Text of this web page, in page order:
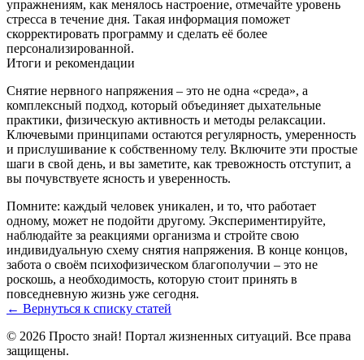
упражнениям, как менялось настроение, отмечайте уровень
стресса в течение дня. Такая информация поможет
скорректировать программу и сделать её более
персонализированной.
Итоги и рекомендации
Снятие нервного напряжения – это не одна «среда», а
комплексный подход, который объединяет дыхательные
практики, физическую активность и методы релаксации.
Ключевыми принципами остаются регулярность, умеренность
и прислушивание к собственному телу. Включите эти простые
шаги в свой день, и вы заметите, как тревожность отступит, а
вы почувствуете ясность и уверенность.
Помните: каждый человек уникален, и то, что работает
одному, может не подойти другому. Экспериментируйте,
наблюдайте за реакциями организма и стройте свою
индивидуальную схему снятия напряжения. В конце концов,
забота о своём психофизическом благополучии – это не
роскошь, а необходимость, которую стоит принять в
повседневную жизнь уже сегодня.
← Вернуться к списку статей
© 2026 Просто знай! Портал жизненных ситуаций. Все права
защищены.